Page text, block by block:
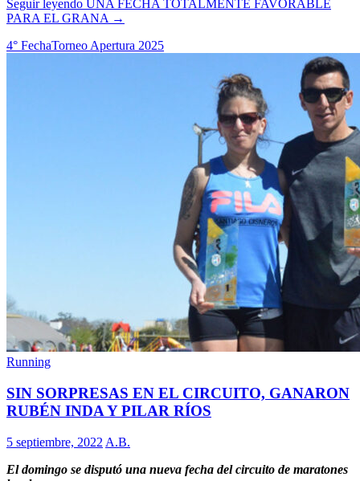
Seguir leyendo UNA FECHA TOTALMENTE FAVORABLE
PARA EL GRANA →
4° FechaTorneo Apertura 2025
Running
SIN SORPRESAS EN EL CIRCUITO, GANARON
RUBÉN INDA Y PILAR RÍOS
5 septiembre, 2022 A.B.
El domingo se disputó una nueva fecha del circuito de maratones